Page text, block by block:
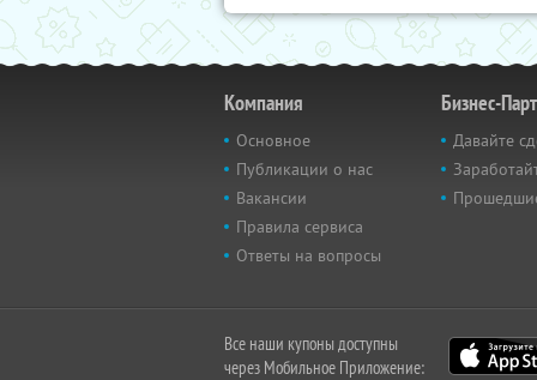
Компания
Основное
Публикации о нас
Вакансии
Правила сервиса
Ответы на вопросы
Бизнес-
Давайте
Все наши купоны доступны
через Мобильное Приложение: